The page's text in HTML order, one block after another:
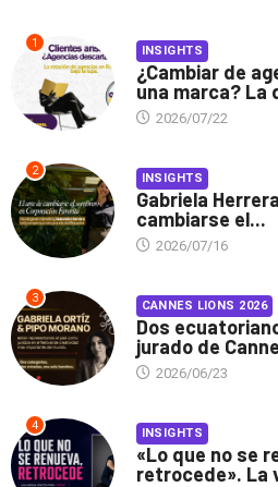
1 INSIGHTS
¿Cambiar de
una marca? La
2026/07/22
2 INSIGHTS
Gabriela
cambiarse el...
2026/07/16
3 CANNES LIONS 2026
Dos
jurado de
2026/06/23
4 INSIGHTS
«Lo que no se
retrocede». La